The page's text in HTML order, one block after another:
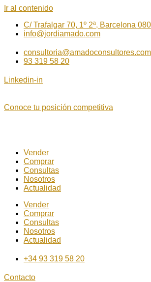
Ir al contenido
C/ Trafalgar 70, 1º 2ª, Barcelona
info@jordiamado.com
consultoria@amadoconsultores.com
93 319 58 20
Linkedin-in
Conoce tu posición competitiva
Vender
Comprar
Consultas
Nosotros
Actualidad
Vender
Comprar
Consultas
Nosotros
Actualidad
+34 93 319 58 20
Contacto